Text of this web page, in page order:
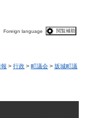
Foreign language 閲覧補助
> 行政 > 町議会 > 坂城町議